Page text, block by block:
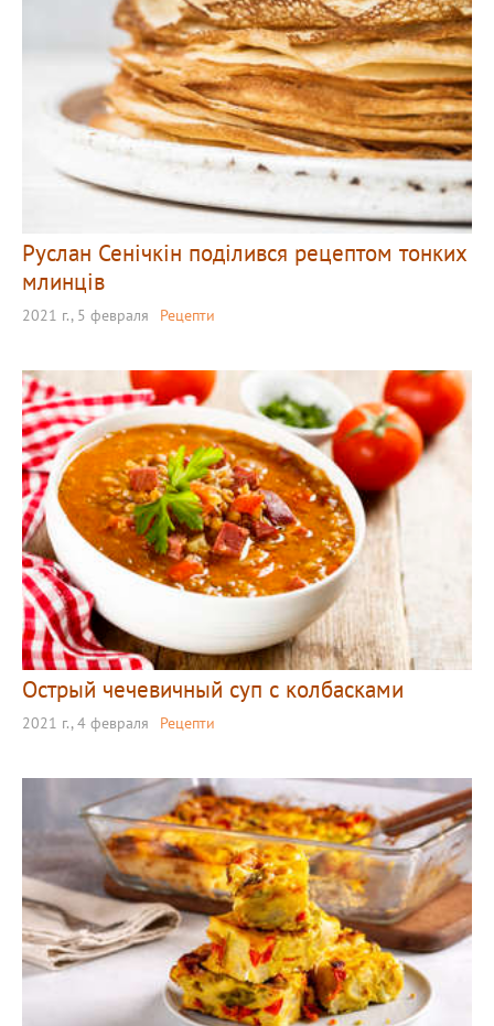
Руслан Сенічкін поділився рецептом тонких
млинців
2021 г., 5 февраля Рецепти
Острый чечевичный суп с колбасками
2021 г., 4 февраля Рецепти